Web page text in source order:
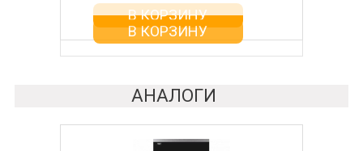
В КОРЗИНУ
В КОРЗИНУ
АНАЛОГИ